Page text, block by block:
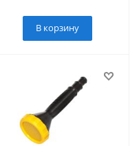
В корзину